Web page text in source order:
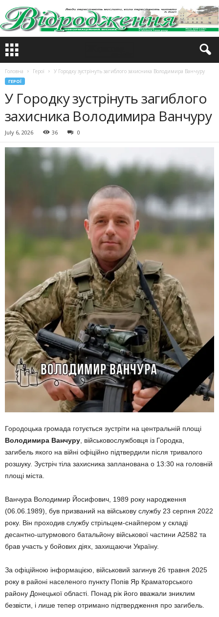
Головна Герої У Городку зустрінуть загиблого захисника Володимира Ванчуру
ГЕРОЇ
У Городку зустрінуть загиблого
захисника Володимира Ванчуру
July 6, 2026 36 0
Городоцька громада готується зустріти на центральній площі
Володимира Ванчуру , військовослужбовця із Городка,
загибель якого на війні офіційно підтвердили після тривалого
розшуку. Зустріч тіла захисника запланована о 13:30 на головній
площі міста.
Ванчура Володимир Йосифович, 1989 року народження
(06.06.1989), був призваний на військову службу 23 серпня 2022
року. Він проходив службу стрільцем-снайпером у складі
десантно-штурмового батальйону військової частини А2582 та
брав участь у бойових діях, захищаючи Україну.
За офіційною інформацією, військовий загинув 26 травня 2025
року в районі населеного пункту Попів Яр Краматорського
району Донецької області. Понад рік його вважали зниклим
безвісти, і лише тепер отримано підтвердження про загибель.